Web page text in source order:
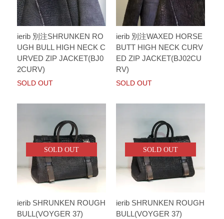
ierib 別注SHRUNKEN RO
UGH BULL HIGH NECK C
URVED ZIP JACKET(BJ0
2CURV)
SOLD OUT
ierib 別注WAXED HORSE
BUTT HIGH NECK CURV
ED ZIP JACKET(BJ02CU
RV)
SOLD OUT
SOLD OUT
ierib SHRUNKEN ROUGH
BULL(VOYGER 37)
SOLD OUT
ierib SHRUNKEN ROUGH
BULL(VOYGER 37)